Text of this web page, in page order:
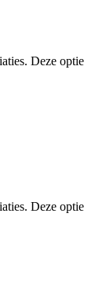
Deze optie
Deze optie